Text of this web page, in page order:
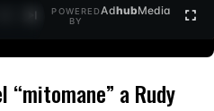
POWERED
BY
AdhubMedia
“mitomane” a Rudy